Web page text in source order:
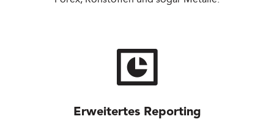
Erweitertes Reporting